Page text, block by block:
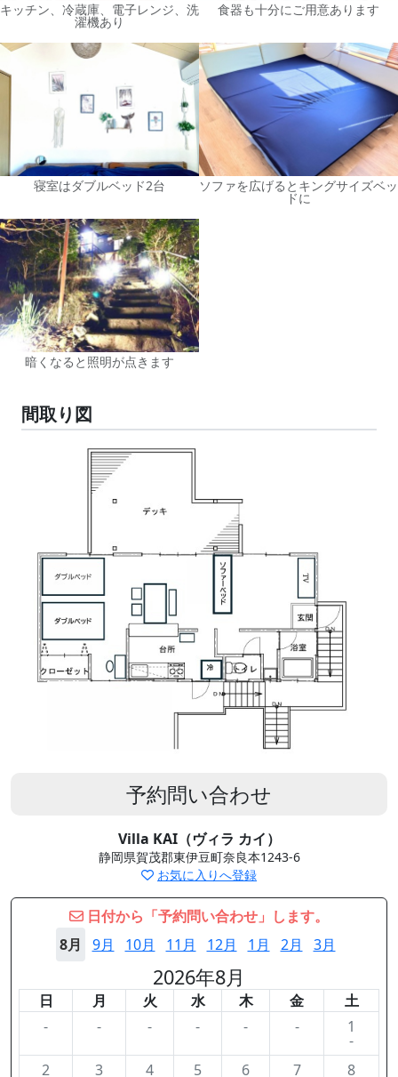
キッチン、冷蔵庫、電子レンジ、洗
濯機あり
食器も十分にご用意あります
寝室はダブルベッド2台 ソファを広げるとキングサイズベッ
ドに
暗くなると照明が点きます
間取り図
予約問い合わせ
Villa KAI（ヴィラ カイ）
静岡県賀茂郡東伊豆町奈良本1243-6
お気に入りへ登録
日付から「予約問い合わせ」します。
8月
9月 10月 11月 12月 1月 2月 3月
2026年8月
日 月 火 水 木 金
土
-
- - - - - 1
-
2
3 4 5 6 7 8